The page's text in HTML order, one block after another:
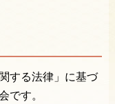
する法律」に基づ
です。